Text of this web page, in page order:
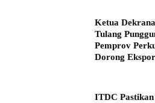
Ketua
Tulang
Pemprov
Dorong Ekspor
ITDC Pastikan